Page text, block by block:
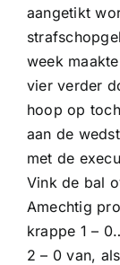
aangetikt
week
vier verder
hoop op
aan de
met de
Vink de bal
Amechtig
krappe 1 –
2 – 0 van,